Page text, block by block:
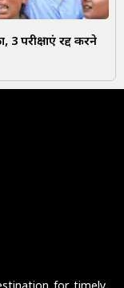
परीक्षाएं रद्द करने